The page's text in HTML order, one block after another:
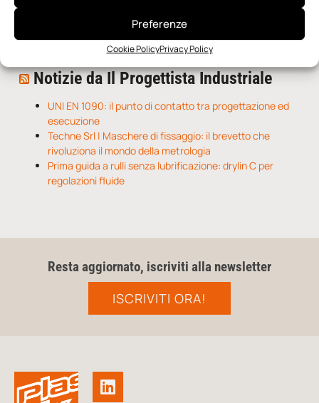
Preferenze
Cookie PolicyPrivacy Policy
con un singolo motore
Notizie da Il Progettista Industriale
UNI EN 1090: il punto di contatto tra progettazione ed
esecuzione
Techne Srl | Maschere di fissaggio: il brevetto che
rivoluziona il mondo della metrologia
Prima guida a rulli senza lubrificazione: drylin C per
regolazioni fluide
Resta aggiornato, iscriviti alla newsletter
ISCRIVITI ORA!